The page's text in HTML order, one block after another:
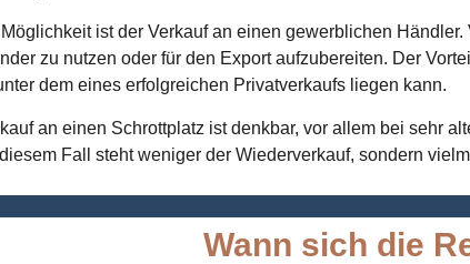
ist der Verkauf an einen gewerblichen
zu nutzen oder für den Export aufzubereiten. Der
dem eines erfolgreichen Privatverkaufs liegen kann.
an einen Schrottplatz ist denkbar, vor allem bei sehr
Fall steht weniger der Wiederverkauf, sondern
Wann sich die